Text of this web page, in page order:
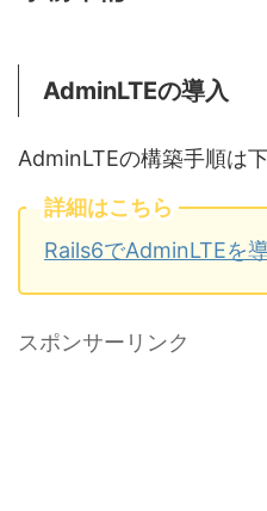
AdminLTEの導入
AdminLTEの構築手順は
詳細はこちら
Rails6でAdminLTEを
スポンサーリンク